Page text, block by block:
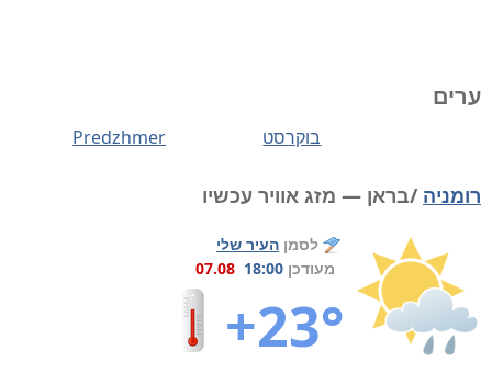
ערים
Predzhmer בוקרסט
רומניה /בראן — מזג אוויר עכשיו
לסמן העיר שלי
מעודכן 18:00
07.08
+23°